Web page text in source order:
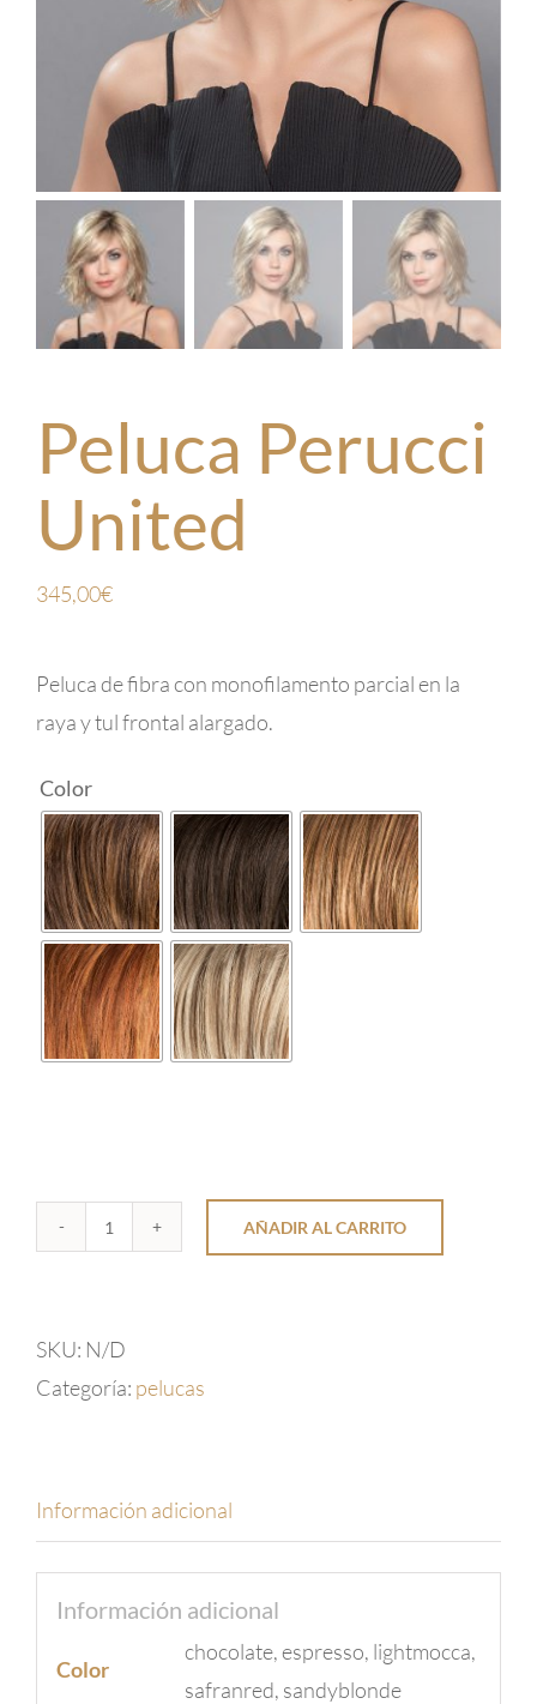
Peluca Perucci
United
345,00€
Peluca de fibra con monofilamento parcial en la
raya y tul frontal alargado.
Color
Peluca
cantidad
AÑADIR AL CARRITO
SKU: N/D
Categoría: pelucas
Información adicional
Información adicional
Color
chocolate, espresso, lightmocca,
safranred, sandyblonde